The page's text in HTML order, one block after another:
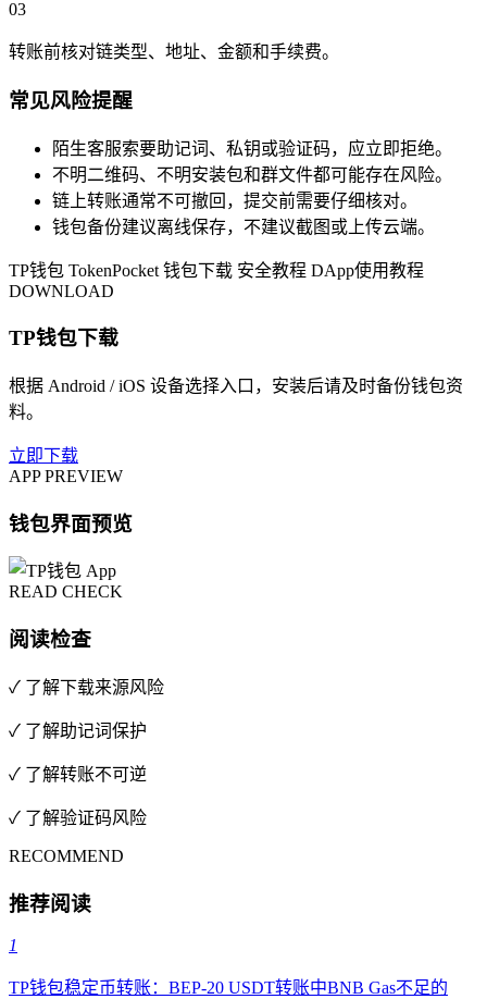
03
转账前核对链类型、地址、金额和手续费。
常见风险提醒
陌生客服索要助记词、私钥或验证码，应立即拒绝。
不明二维码、不明安装包和群文件都可能存在风险。
链上转账通常不可撤回，提交前需要仔细核对。
钱包备份建议离线保存，不建议截图或上传云端。
TP钱包 TokenPocket 钱包下载 安全教程 DApp使用教程
DOWNLOAD
TP钱包下载
根据 Android / iOS 设备选择入口，安装后请及时备份钱包资
料。
立即下载
APP PREVIEW
钱包界面预览
READ CHECK
阅读检查
✓ 了解下载来源风险
✓ 了解助记词保护
✓ 了解转账不可逆
✓ 了解验证码风险
RECOMMEND
推荐阅读
1
TP钱包稳定币转账：BEP-20 USDT转账中BNB Gas不足的